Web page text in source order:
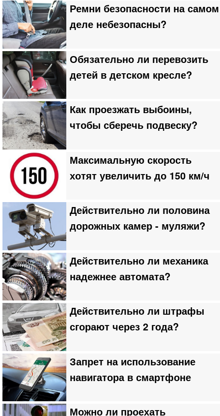
Ремни безопасности на самом
деле небезопасны?
Обязательно ли перевозить
детей в детском кресле?
Как проезжать выбоины,
чтобы сберечь подвеску?
Максимальную скорость
хотят увеличить до 150 км/ч
Действительно ли половина
дорожных камер - муляжи?
Действительно ли механика
надежнее автомата?
Действительно ли штрафы
сгорают через 2 года?
Запрет на использование
навигатора в смартфоне
Можно ли проехать